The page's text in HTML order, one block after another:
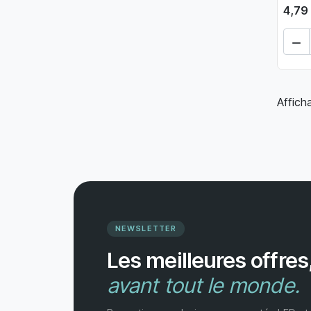
4,79

NEWSLETTER
Les meilleures
avant tout le monde.